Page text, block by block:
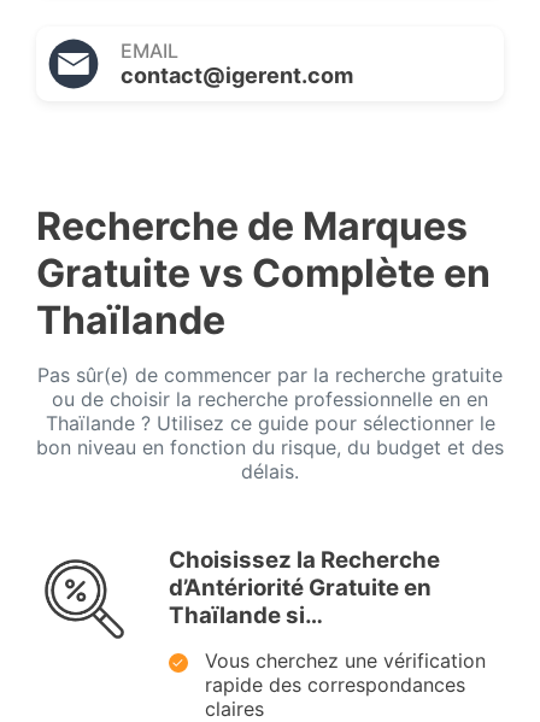
EMAIL
contact@igerent.com
Recherche de Marques
Gratuite vs Complète en
Thaïlande
Pas sûr(e) de commencer par la recherche gratuite
ou de choisir la recherche professionnelle en en
Thaïlande ? Utilisez ce guide pour sélectionner le
bon niveau en fonction du risque, du budget et des
délais.
Choisissez la Recherche
d’Antériorité Gratuite en
Thaïlande si…
Vous cherchez une vérification
rapide des correspondances
claires